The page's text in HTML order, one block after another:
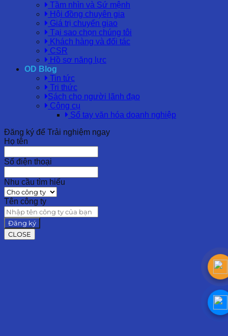
Tầm nhìn và Sứ mệnh
Hội đồng chuyên gia
Giá trị chuyển giao
Tại sao chọn chúng tôi
Khách hàng và đối tác
CSR
Hồ sơ năng lực
OD Blog
Tin tức
Tri thức
Sách cho người lãnh đạo
Công cụ
Sổ tay văn hóa doanh nghiệp
Đăng ký để Trải nghiệm ngay
Họ tên
Số điện thoại
Nhu cầu tìm hiểu
Tên công ty
Đăng ký
CLOSE